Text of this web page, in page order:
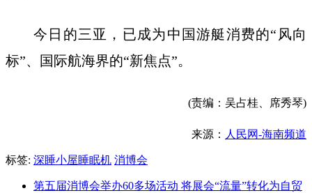
今日的三亚，已成为中国游艇消费的“风向
标”、国际航海界的“新焦点”。
(责编：吴占桂、席秀琴)
来源： 人民网-海南频道
标签: 深睡小屋睡眠机 消博会
第五届消博会举办60多场活动 将展会“流量”转化为自贸